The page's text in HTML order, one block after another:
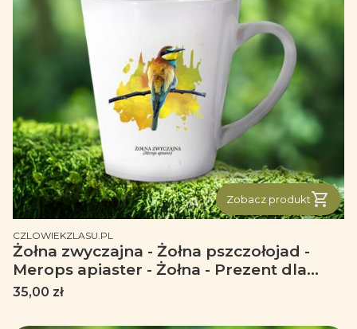
Zobacz produkt
PRODUCENT
CZLOWIEKZLASU.PL
Żołna zwyczajna - Żołna pszczołojad -
Merops apiaster - Żołna - Prezent dla
ornitologa – Prezent dla przyrodnika -
Cena
35,00 zł